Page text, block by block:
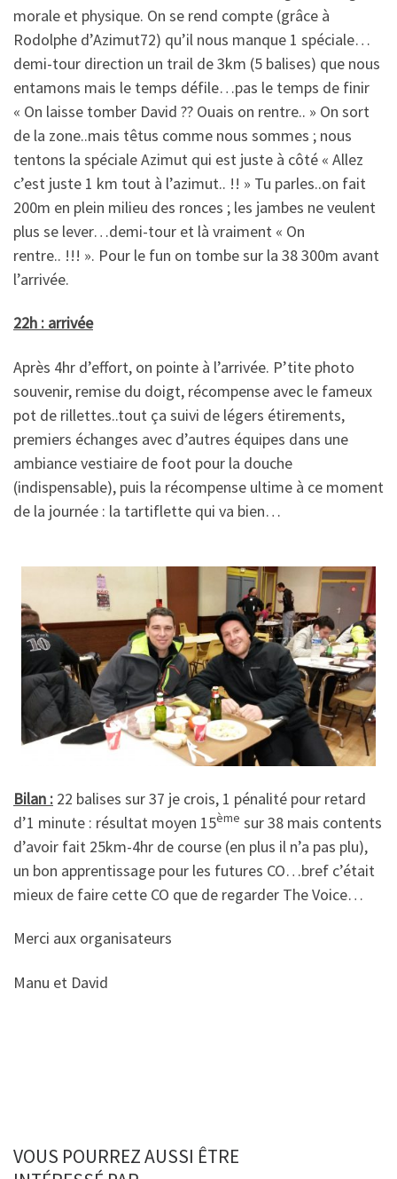
morale et physique. On se rend compte (grâce à
Rodolphe d’Azimut72) qu’il nous manque 1 spéciale…
demi-tour direction un trail de 3km (5 balises) que nous
entamons mais le temps défile…pas le temps de finir
« On laisse tomber David ?? Ouais on rentre.. » On sort
de la zone..mais têtus comme nous sommes ; nous
tentons la spéciale Azimut qui est juste à côté « Allez
c’est juste 1 km tout à l’azimut.. !! » Tu parles..on fait
200m en plein milieu des ronces ; les jambes ne veulent
plus se lever…demi-tour et là vraiment « On
rentre.. !!! ». Pour le fun on tombe sur la 38 300m avant
l’arrivée.
22h : arrivée
Après 4hr d’effort, on pointe à l’arrivée. P’tite photo
souvenir, remise du doigt, récompense avec le fameux
pot de rillettes..tout ça suivi de légers étirements,
premiers échanges avec d’autres équipes dans une
ambiance vestiaire de foot pour la douche
(indispensable), puis la récompense ultime à ce moment
de la journée : la tartiflette qui va bien…
Bilan : 22 balises sur 37 je crois, 1 pénalité pour retard
d’1 minute : résultat moyen 15ème sur 38 mais contents
d’avoir fait 25km-4hr de course (en plus il n’a pas plu),
un bon apprentissage pour les futures CO…bref c’était
mieux de faire cette CO que de regarder The Voice…
Merci aux organisateurs
Manu et David
VOUS POURREZ AUSSI ÊTRE